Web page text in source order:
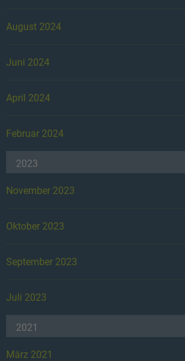
August 2024
Juni 2024
April 2024
Februar 2024
2023
November 2023
Oktober 2023
September 2023
Juli 2023
2021
März 2021